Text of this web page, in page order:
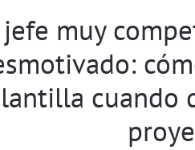
muy
cuando